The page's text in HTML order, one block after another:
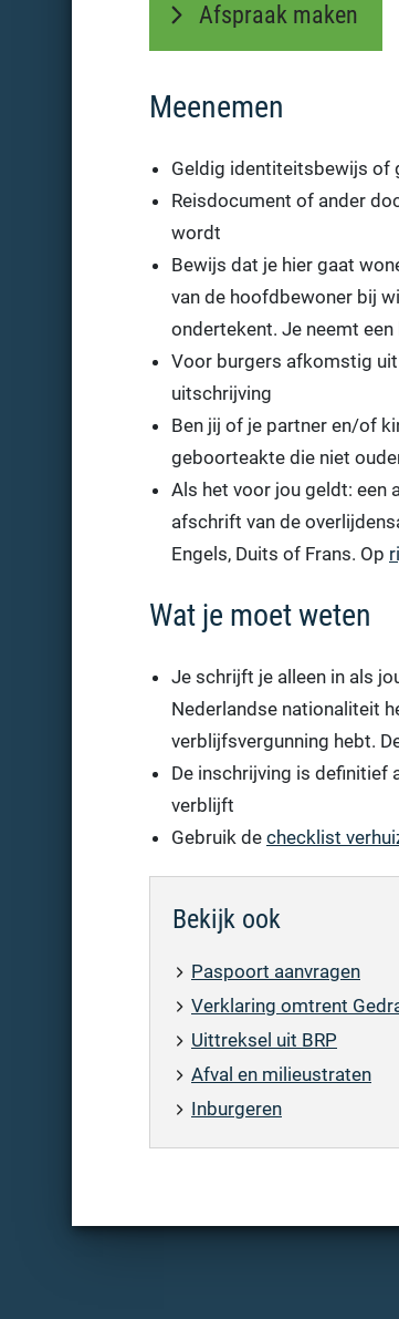
Afspraak maken
Meenemen
Geldig identiteitsbewijs of
Reisdocument of ander
wordt
Bewijs dat je hier gaat
van de hoofdbewoner bij
ondertekent. Je neemt
Voor burgers afkomstig uit
uitschrijving
Ben jij of je partner en/of
geboorteakte die niet
Als het voor jou geldt: een
afschrift van de
Engels, Duits of Frans. Op
Wat je moet weten
Je schrijft je alleen in als
Nederlandse nationaliteit
verblijfsvergunning hebt.
De inschrijving is definitief
verblijft
Gebruik de checklist
Bekijk ook
Paspoort aanvragen
Verklaring omtrent
Uittreksel uit BRP
Afval en milieustraten
Inburgeren